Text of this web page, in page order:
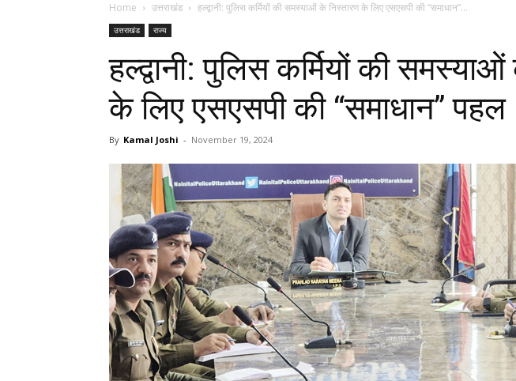
Home उत्तराखंड हल्द्वानी: पुलिस कर्मियों की समस्याओं के निस्तारण के लिए एसएसपी की “समाधान”...
उत्तराखंड राज्य
हल्द्वानी: पुलिस कर्मियों की
के लिए एसएसपी की “समाधान” पहल
By Kamal Joshi - November 19, 2024